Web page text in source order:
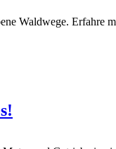
Waldwege. Erfahre